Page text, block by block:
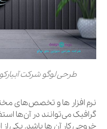
طرحی لوگو شرکت آبیارکو
نرم افزار ها و تخصص‌های
گرافیک می‌توانند در آن‌ها
خروجی کار آن ها باشد. یکی از